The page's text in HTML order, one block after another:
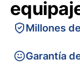
Millones
Garantía